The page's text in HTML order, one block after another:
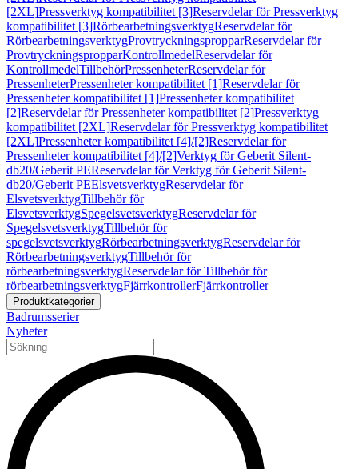
[2XL]Pressverktyg kompatibilitet [3]Reservdelar för Pressverktyg
kompatibilitet [3]RörbearbetningsverktygReservdelar för
RörbearbetningsverktygProvtryckningspropparReservdelar för
ProvtryckningspropparKontrollmedelReservdelar för
KontrollmedelTillbehörPressenheterReservdelar för
PressenheterPressenheter kompatibilitet [1]Reservdelar för
Pressenheter kompatibilitet [1]Pressenheter kompatibilitet
[2]Reservdelar för Pressenheter kompatibilitet [2]Pressverktyg
kompatibilitet [2XL]Reservdelar för Pressverktyg kompatibilitet
[2XL]Pressenheter kompatibilitet [4]/[2]Reservdelar för
Pressenheter kompatibilitet [4]/[2]Verktyg för Geberit Silent-
db20/Geberit PEReservdelar för Verktyg för Geberit Silent-
db20/Geberit PEElsvetsverktygReservdelar för
ElsvetsverktygTillbehör för
ElsvetsverktygSpegelsvetsverktygReservdelar för
SpegelsvetsverktygTillbehör för
spegelsvetsverktygRörbearbetningsverktygReservdelar för
RörbearbetningsverktygTillbehör för
rörbearbetningsverktygReservdelar för Tillbehör för
rörbearbetningsverktygFjärrkontrollerFjärrkontroller
Produktkategorier
Badrumsserier
Nyheter